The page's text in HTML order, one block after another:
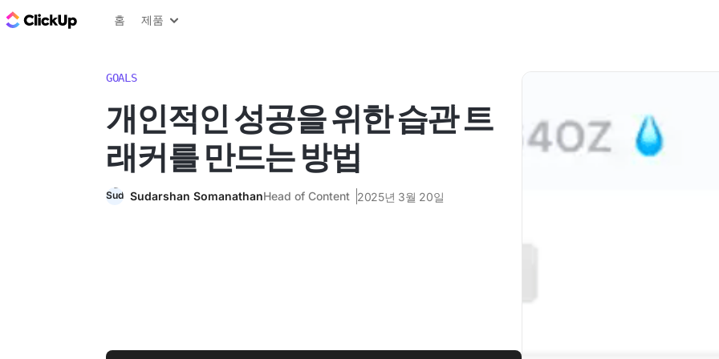
ClickUp 블로그
홈 제품
GOALS
개인적인 성공을 위한 습관 트
래커를 만드는 방법
Sudarshan SomanathanHead of Content 2025년 3월 20일